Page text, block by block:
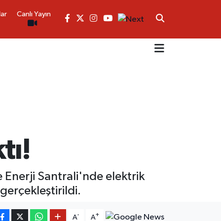
Canlı Yayın
Enerji Santrali'nde elektrik
A- A+